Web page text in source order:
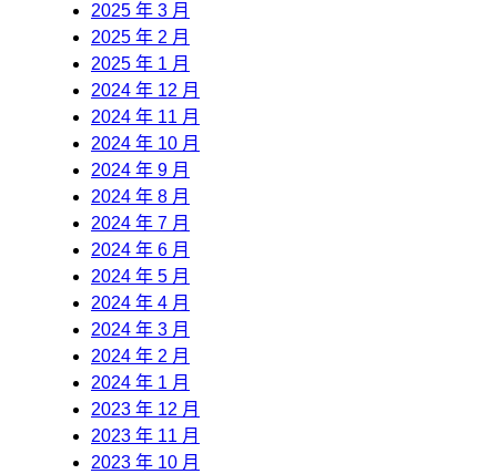
2025 年 3 月
2025 年 2 月
2025 年 1 月
2024 年 12 月
2024 年 11 月
2024 年 10 月
2024 年 9 月
2024 年 8 月
2024 年 7 月
2024 年 6 月
2024 年 5 月
2024 年 4 月
2024 年 3 月
2024 年 2 月
2024 年 1 月
2023 年 12 月
2023 年 11 月
2023 年 10 月